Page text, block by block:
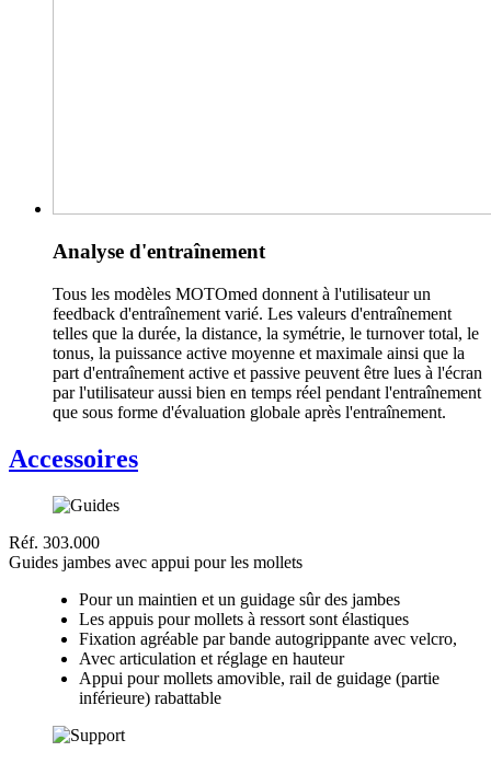
Analyse d'entraînement
Tous les modèles MOTOmed donnent à l'utilisateur un
feedback d'entraînement varié. Les valeurs d'entraînement
telles que la durée, la distance, la symétrie, le turnover total, le
tonus, la puissance active moyenne et maximale ainsi que la
part d'entraînement active et passive peuvent être lues à l'écran
par l'utilisateur aussi bien en temps réel pendant l'entraînement
que sous forme d'évaluation globale après l'entraînement.
Accessoires
Réf. 303.000
Guides jambes avec appui pour les mollets
Pour un maintien et un guidage sûr des jambes
Les appuis pour mollets à ressort sont élastiques
Fixation agréable par bande autogrippante avec velcro,
Avec articulation et réglage en hauteur
Appui pour mollets amovible, rail de guidage (partie
inférieure) rabattable